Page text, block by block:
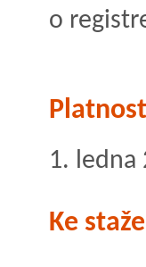
o
1. ledna
Ke